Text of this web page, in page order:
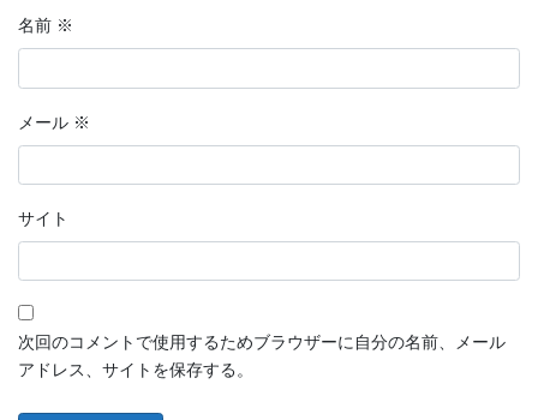
名前 ※
メール ※
サイト
次回のコメントで使用するためブラウザーに自分の名前、メール
アドレス、サイトを保存する。